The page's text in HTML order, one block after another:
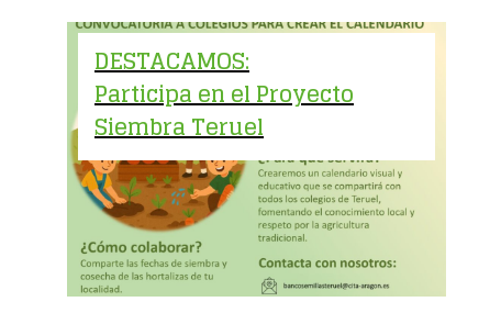
DESTACAMOS:
Participa en el Proyecto
Siembra Teruel